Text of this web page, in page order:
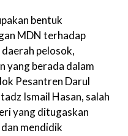
bentuk
MDN terhadap
pelosok,
yang berada dalam
Pesantren Darul
Ismail Hasan, salah
yang ditugaskan
mendidik